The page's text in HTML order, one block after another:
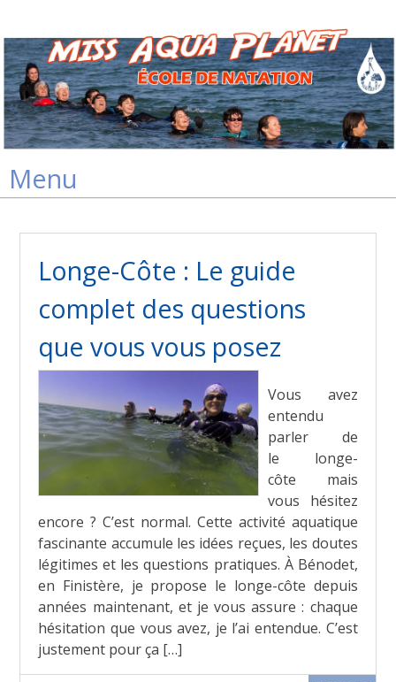
Menu
Skip
to
Longe-Côte : Le guide
complet des questions
que vous vous posez
Vous avez
entendu
parler de
le longe-
côte mais
vous hésitez
encore ? C’est normal. Cette activité aquatique
fascinante accumule les idées reçues, les doutes
légitimes et les questions pratiques. À Bénodet,
en Finistère, je propose le longe-côte depuis
années maintenant, et je vous assure : chaque
hésitation que vous avez, je l’ai entendue. C’est
justement pour ça […]